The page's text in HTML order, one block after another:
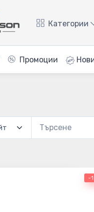
Категории
Промоции
-